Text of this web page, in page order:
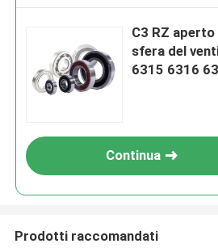
C3 RZ
sfera del
6315 6316
Continua
Prodotti raccomandati